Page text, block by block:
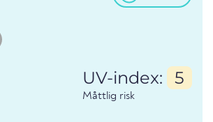
UV-index: 5
Måttlig risk